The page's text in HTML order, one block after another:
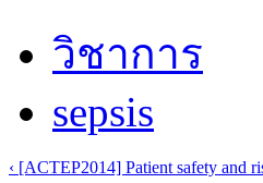
วิชาการ
sepsis
‹ [ACTEP2014] Patient safety